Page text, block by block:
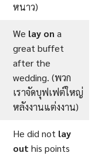
หนาว)
We lay on a
great buffet
after the
wedding. (พวก
เราจัดบุฟเฟต์ใหญ่
หลังงานแต่งงาน)
He did not lay
out his points